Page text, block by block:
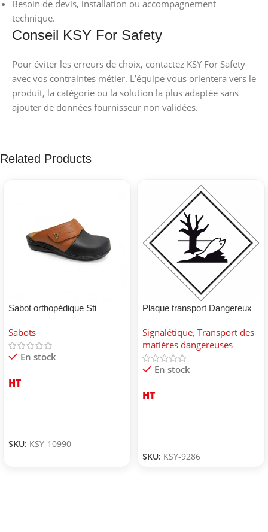
Besoin de devis, installation ou accompagnement
technique.
Conseil KSY For Safety
Pour éviter les erreurs de choix, contactez KSY For Safety
avec vos contraintes métier. L’équipe vous orientera vers le
produit, la catégorie ou la solution la plus adaptée sans
ajouter de données fournisseur non validées.
Related Products
Sabot orthopédique Sti
Sabots
En stock
HT
SKU: KSY-10990
Plaque transport Dangereux
Signalétique, Transport des
matières dangereuses
En stock
HT
SKU: KSY-9286